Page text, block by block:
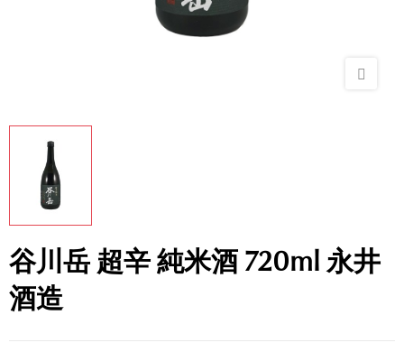
谷川岳 超辛 純米酒 720ml 永井
酒造